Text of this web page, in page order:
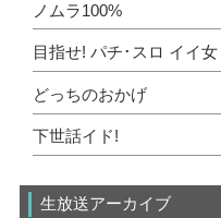
ノムラ100%
目指せ! パチ･スロ イイ女
どっちのおかげ
下世話イド!
生放送アーカイブ